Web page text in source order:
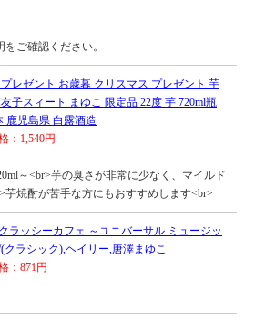
ご確認ください。
レゼント お歳暮 クリスマス プレゼント 芋
子スィート まゆこ 限定品 22度 芋 720ml瓶
鹿児島県 白露酒造
：1,540円
～<br>芋の臭さが非常に少なく、マイルド
芋焼酎が苦手な方にもおすすめします<br>
ラッシーカフェ ～ユニバーサル ミュージッ
(クラシック),ヘイリー,唐澤まゆこ
：871円